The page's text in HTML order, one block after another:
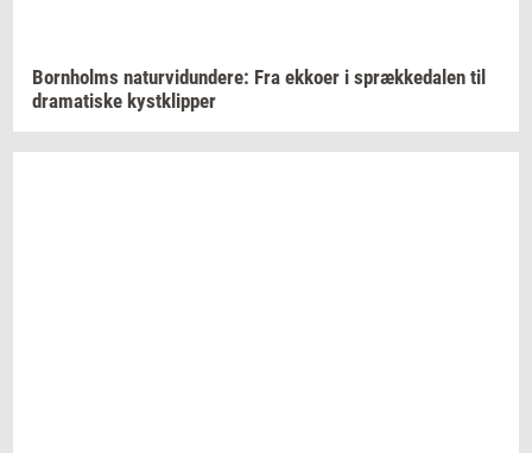
Born­holms na­tur­vi­dun­de­re: Fra ek­ko­er i spræk­ke­da­len til
dra­ma­ti­ske kyst­klip­per